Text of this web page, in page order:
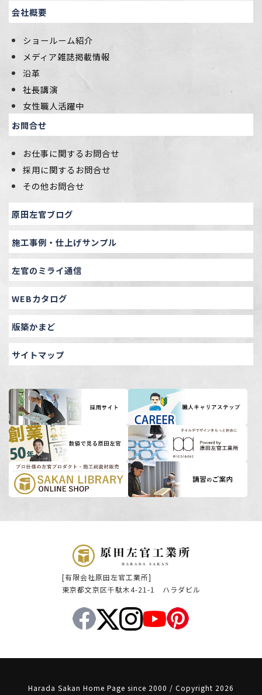
会社概要
ショールーム紹介
メディア雑誌掲載情報
沿革
社長講演
女性職人活躍中
お問合せ
お仕事に関するお問合せ
採用に関するお問合せ
その他お問合せ
原田左官ブログ
施工事例・仕上げサンプル
左官のミライ通信
WEBカタログ
版築かまど
サイトマップ
[有限会社原田左官工業所]
東京都文京区千駄木4-21-1 ハラダビル
Harada Sakan Home Page since 2000 / Copyright 2026